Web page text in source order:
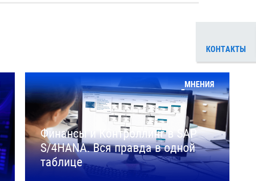
МНЕНИЯ
Финансы и Контроллинг в SAP
S/4HANA. Вся правда в одной
таблице
КОНТАКТЫ